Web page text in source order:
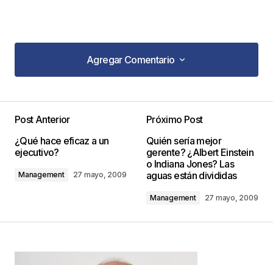
Agregar Comentario
Agregar Comentario
publicada. Los campos obligatorios están
marcados con
Post Anterior
¿Qué hace eficaz a un
ejecutivo?
Management 27 mayo, 2009
Próximo Post
Quién sería mejor
gerente? ¿Albert Einstein
o Indiana Jones? Las
aguas están divididas
Management 27 mayo, 2009